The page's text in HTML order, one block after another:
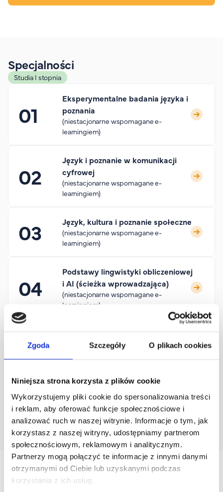
Zgoda Szczegóły O plikach cookies
Niniejsza strona korzysta z plików cookie
Wykorzystujemy pliki cookie do spersonalizowania treści
i reklam, aby oferować funkcje społecznościowe i
analizować ruch w naszej witrynie. Informacje o tym, jak
korzystasz z naszej witryny, udostępniamy partnerom
społecznościowym, reklamowym i analitycznym.
Partnerzy mogą połączyć te informacje z innymi danymi
otrzymanymi od Ciebie lub uzyskanymi podczas
korzystania z ich usług.
Specjalności
Studia I stopnia
Eksperymentalne badania języka i
poznania
(niestacjonarne wspomagane e-
learningiem)
Język i poznanie w komunikacji
cyfrowej
(niestacjonarne wspomagane e-
learningiem)
Język, kultura i poznanie społeczne
(niestacjonarne wspomagane e-
learningiem)
Podstawy lingwistyki obliczeniowej
i AI (ścieżka wprowadzająca)
(niestacjonarne wspomagane e-
learningiem)
Studia II stopnia
Ścieżka lingwistyczno-obliczeniowa
(niestacjonarne wspomagane e-
Ścieżka lingwistyczno-kulturowa
(niestacjonarne wspomagane e-
learningiem)